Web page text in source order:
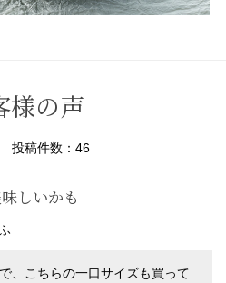
様の声
投稿件数： 46
しいかも
、こちらの一口サイズも買って